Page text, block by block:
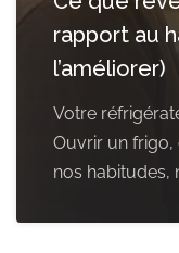
rapport au
l’améliorer)
Votre
Ouvrir un frigo,
nos habitudes,